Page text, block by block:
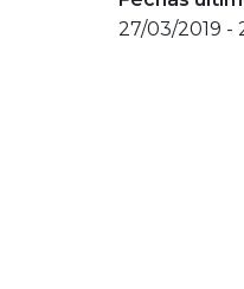
27/03/2019 -